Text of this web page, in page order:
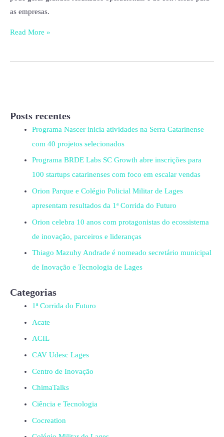
as empresas.
Read More »
Posts recentes
Programa Nascer inicia atividades na Serra Catarinense
com 40 projetos selecionados
Programa BRDE Labs SC Growth abre inscrições para
100 startups catarinenses com foco em escalar vendas
Orion Parque e Colégio Policial Militar de Lages
apresentam resultados da 1ª Corrida do Futuro
Orion celebra 10 anos com protagonistas do ecossistema
de inovação, parceiros e lideranças
Thiago Mazuhy Andrade é nomeado secretário municipal
de Inovação e Tecnologia de Lages
Categorias
1ª Corrida do Futuro
Acate
ACIL
CAV Udesc Lages
Centro de Inovação
ChimaTalks
Ciência e Tecnologia
Cocreation